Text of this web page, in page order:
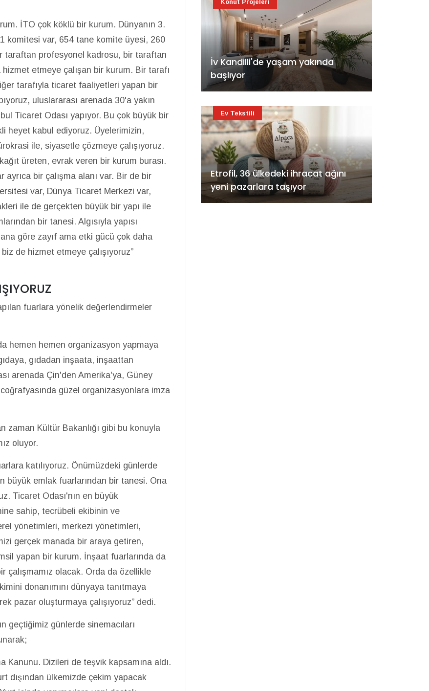
İTO çok köklü bir kurum. Dünyanın 3.
komitesi var, 654 tane komite üyesi, 260
taraftan profesyonel kadrosu, bir taraftan
etmeye çalışan bir kurum. Bir tarafı
tarafıyla ticaret faaliyetleri yapan bir
uluslararası arenada 30'a yakın
Ticaret Odası yapıyor. Bu çok büyük bir
heyet kabul ediyoruz. Üyelerimizin,
ile, siyasetle çözmeye çalışıyoruz.
üreten, evrak veren bir kurum burası.
bir çalışma alanı var. Bir de bir
var, Dünya Ticaret Merkezi var,
ile de gerçekten büyük bir yapı ile
bir tanesi. Algısıyla yapısı
göre zayıf ama etki gücü çok daha
de hizmet etmeye çalışıyoruz”
fuarlara yönelik değerlendirmeler
hemen hemen organizasyon yapmaya
gıdadan inşaata, inşaattan
arenada Çin'den Amerika'ya, Güney
güzel organizasyonlara imza
zaman Kültür Bakanlığı gibi bu konuyla
oluyor.
katılıyoruz. Önümüzdeki günlerde
büyük emlak fuarlarından bir tanesi. Ona
Ticaret Odası'nın en büyük
sahip, tecrübeli ekibinin ve
yönetimleri, merkezi yönetimleri,
gerçek manada bir araya getiren,
yapan bir kurum. İnşaat fuarlarında da
çalışmamız olacak. Orda da özellikle
donanımını dünyaya tanıtmaya
pazar oluşturmaya çalışıyoruz” dedi.
geçtiğimiz günlerde sinemacıları
Kanunu. Dizileri de teşvik kapsamına aldı.
dışından ülkemizde çekim yapacak
İv Kandilli'de yaşam yakında
başlıyor
Konut Projeleri
Etrofil, 36 ülkedeki ihracat ağını
yeni pazarlara taşıyor
Ev Tekstili